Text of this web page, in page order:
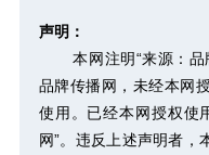
声明：
本网注明“来源：
品牌传播网，未经本网
使用。已经本网授权使
网”。违反上述声明者，